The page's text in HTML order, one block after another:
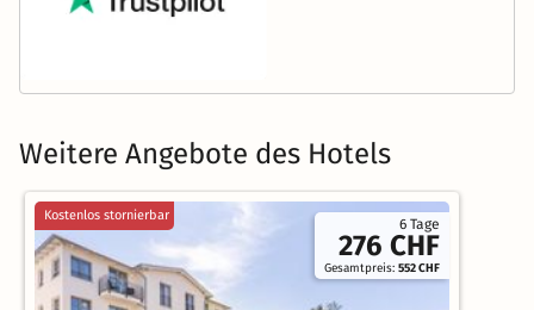
Weitere Angebote des Hotels
6 Tage
276 CHF
Gesamtpreis:552 CHF
Kostenlos stornierbar